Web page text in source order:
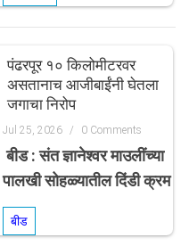
पंढरपूर १० किलोमीटरवर
असतानाच आजीबाईंनी घेतला
जगाचा निरोप
Jul 25, 2026 / 0 Comments
बीड : संत ज्ञानेश्वर माउलींच्या
पालखी सोहळ्यातील दिंडी क्रम
बीड